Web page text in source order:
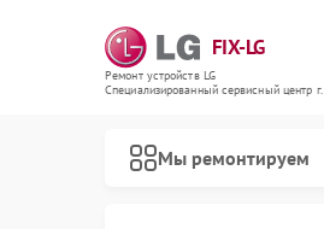
FIX-LG
Ремонт устройств LG
Специализированный cервисный центр г.
Мы ремонтируем